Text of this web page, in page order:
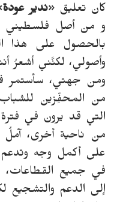
كان تعليق «ندير عودة
و من أصل فلسطيني
بالحصول على هذا
وأصولي، لكنَّني أشعرُ
ومن جهتي، سأستمر
من المحفِّزين
التي قد يرون في
من ناحية أخرى، آملُ
على أكمل وجه وتدعم
في جميع القطاعات،
إلى الدعم والتشجيع